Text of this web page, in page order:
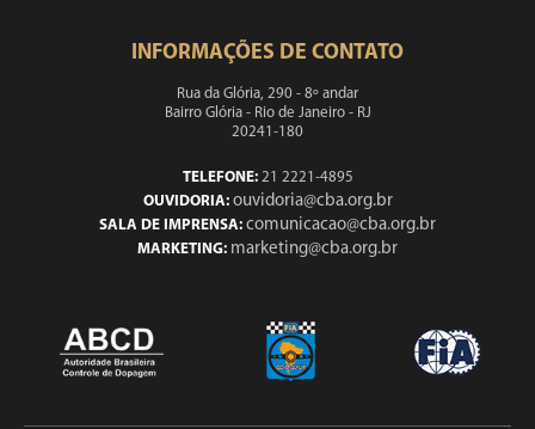
INFORMAÇÕES DE CONTATO
Rua da Glória, 290 - 8º andar
Bairro Glória - Rio de Janeiro - RJ
20241-180
TELEFONE:21 2221-4895
OUVIDORIA: ouvidoria@cba.org.br
SALA DE IMPRENSA: comunicacao@cba.org.br
MARKETING: marketing@cba.org.br